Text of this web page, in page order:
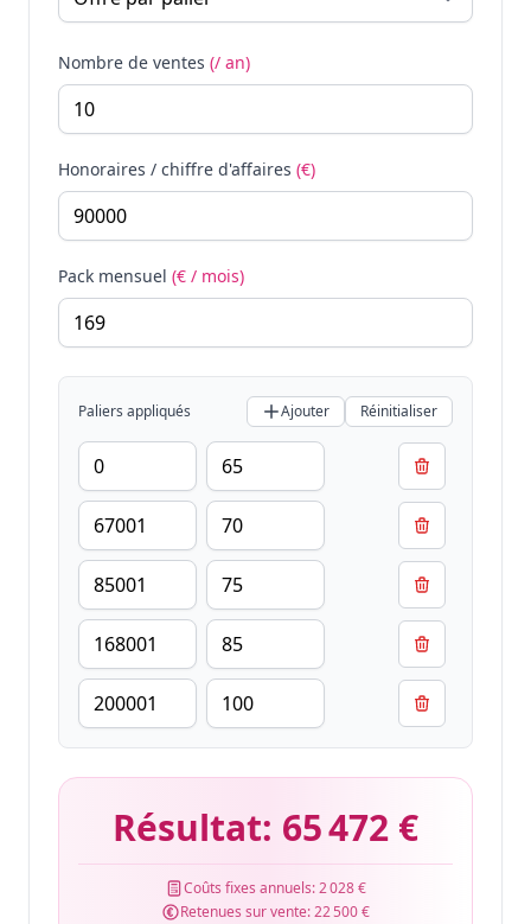
Nombre de ventes (/ an)
Honoraires / chiffre d'affaires (€)
Pack mensuel (€ / mois)
Paliers appliqués Ajouter Réinitialiser
Résultat: 65 472 €
Coûts fixes annuels:2 028 €
Retenues sur vente:22 500 €